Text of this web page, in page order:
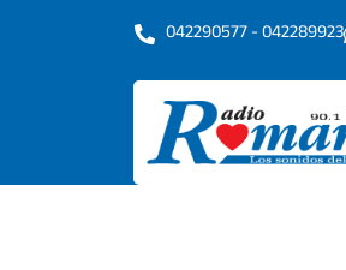
042290577 - 042289923